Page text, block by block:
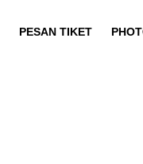
PESAN TIKET